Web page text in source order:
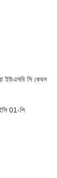
ইউএসবি সি কেবল
01-পি